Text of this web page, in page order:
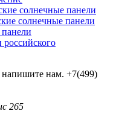
солнечные панели
солнечные панели
напишите нам. +7(499)
265